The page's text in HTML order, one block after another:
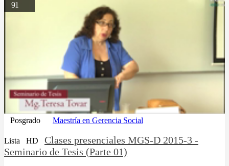
91
Posgrado Maestría en Gerencia Social
Lista HD
Clases presenciales MGS-D 2015-3 -
Seminario de Tesis (Parte 01)